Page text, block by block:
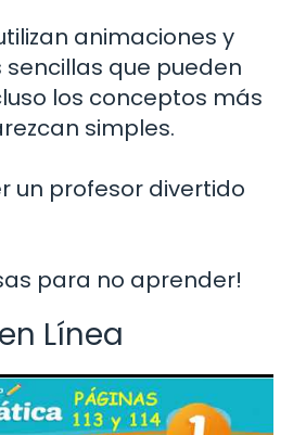
animaciones y
que pueden
los conceptos más
simples.
un profesor divertido
para no aprender!
Línea